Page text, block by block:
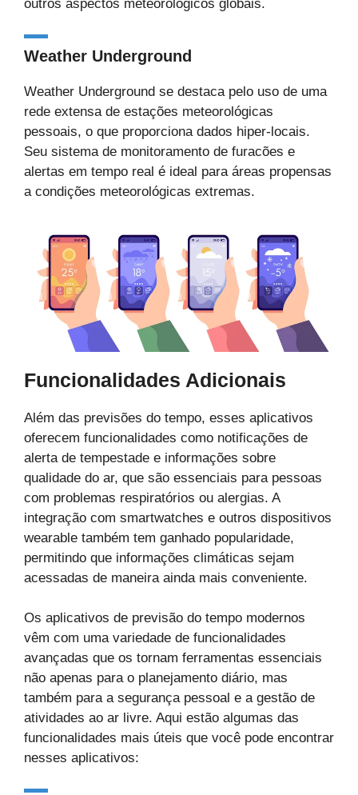
outros aspectos meteorológicos globais.
Weather Underground
Weather Underground se destaca pelo uso de uma
rede extensa de estações meteorológicas
pessoais, o que proporciona dados hiper-locais.
Seu sistema de monitoramento de furacões e
alertas em tempo real é ideal para áreas propensas
a condições meteorológicas extremas.
Funcionalidades Adicionais
Além das previsões do tempo, esses aplicativos
oferecem funcionalidades como notificações de
alerta de tempestade e informações sobre
qualidade do ar, que são essenciais para pessoas
com problemas respiratórios ou alergias. A
integração com smartwatches e outros dispositivos
wearable também tem ganhado popularidade,
permitindo que informações climáticas sejam
acessadas de maneira ainda mais conveniente.
Os aplicativos de previsão do tempo modernos
vêm com uma variedade de funcionalidades
avançadas que os tornam ferramentas essenciais
não apenas para o planejamento diário, mas
também para a segurança pessoal e a gestão de
atividades ao ar livre. Aqui estão algumas das
funcionalidades mais úteis que você pode encontrar
nesses aplicativos: